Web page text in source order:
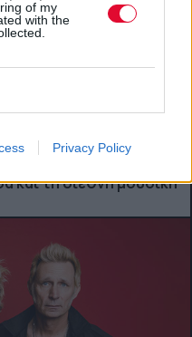
of my
with the
Privacy Policy
Orbit
και τη διεθνή μουσική